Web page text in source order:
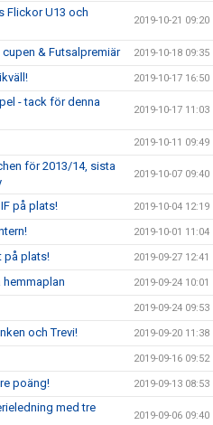
Flickor U13 och
2019-10-21 09:20
& Futsalpremiär 2019-10-18 09:35
2019-10-17 16:50
- tack för denna
2019-10-17 11:03
2019-10-11 09:49
för 2013/14, sista
2019-10-07 09:40
på plats! 2019-10-04 12:19
2019-10-01 11:04
på plats! 2019-09-27 12:41
2019-09-24 10:01
2019-09-24 09:53
och Trevi! 2019-09-20 11:38
2019-09-16 09:52
poäng! 2019-09-13 08:53
med tre
2019-09-06 09:40